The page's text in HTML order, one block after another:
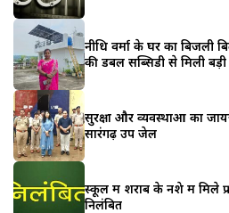
नीधि वर्मा के घर का
की डबल सब्सिडी से मिली बड़ी
सुरक्षा और व्यवस्थाओं का
सारंगढ़ उप जेल
स्कूल में शराब के नशे में मिले
निलंबित